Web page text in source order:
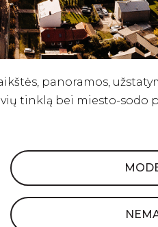
panoramos,
tinklą bei miesto-sodo